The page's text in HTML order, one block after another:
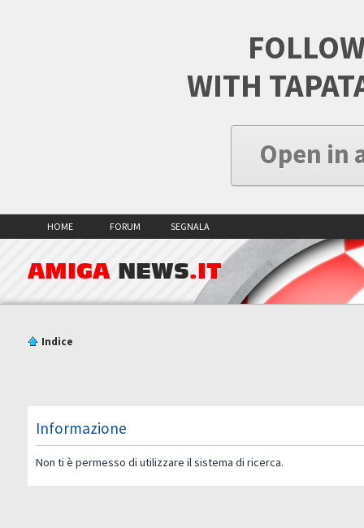
WITH
Open in
HOME FORUM SEGNALA
AMIGA NEWS.IT
Indice
Informazione
Non ti è permesso di utilizzare il sistema di ricerca.